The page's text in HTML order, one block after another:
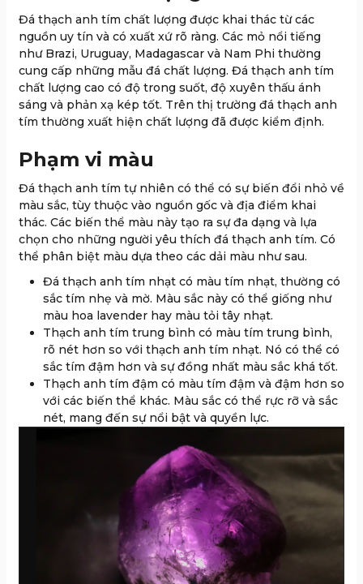
Đá thạch anh tím chất lượng được khai thác từ các
nguồn uy tín và có xuất xứ rõ ràng. Các mỏ nổi tiếng
như Brazi, Uruguay, Madagascar và Nam Phi thường
cung cấp những mẫu đá chất lượng. Đá thạch anh tím
chất lượng cao có độ trong suốt, độ xuyên thấu ánh
sáng và phản xạ kép tốt. Trên thị trường đá thạch anh
tím thường xuất hiện chất lượng đã được kiểm định.
Phạm vi màu
Đá thạch anh tím tự nhiên có thể có sự biến đổi nhỏ về
màu sắc, tùy thuộc vào nguồn gốc và địa điểm khai
thác. Các biến thể màu này tạo ra sự đa dạng và lựa
chọn cho những người yêu thích đá thạch anh tím. Có
thể phân biệt màu dựa theo các dải màu như sau.
Đá thạch anh tím nhạt có màu tím nhạt, thường có
sắc tím nhẹ và mờ. Màu sắc này có thể giống như
màu hoa lavender hay màu tỏi tây nhạt.
Thạch anh tím trung bình có màu tím trung bình,
rõ nét hơn so với thạch anh tím nhạt. Nó có thể có
sắc tím đậm hơn và sự đồng nhất màu sắc khá tốt.
Thạch anh tím đậm có màu tím đậm và đậm hơn so
với các biến thể khác. Màu sắc có thể rực rỡ và sắc
nét, mang đến sự nổi bật và quyền lực.